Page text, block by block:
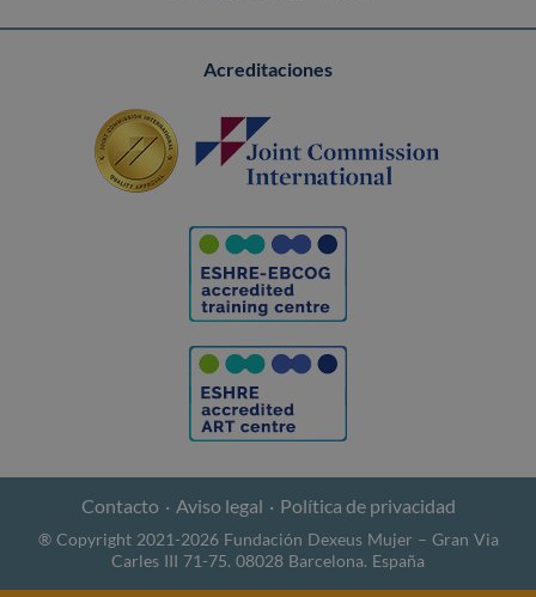
Acreditaciones
Contacto Aviso legal Política de privacidad
® Copyright 2021-2026 Fundación Dexeus Mujer – Gran Via
Carles III 71-75. 08028 Barcelona. España